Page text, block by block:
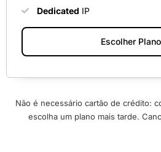
Dedicated IP
Escolher Plano
Não é necessário cartão de crédito:
escolha um plano mais tarde.